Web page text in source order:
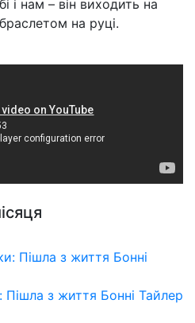
і нам – він виходить на
на руці.
з життя Бонні Тайлер